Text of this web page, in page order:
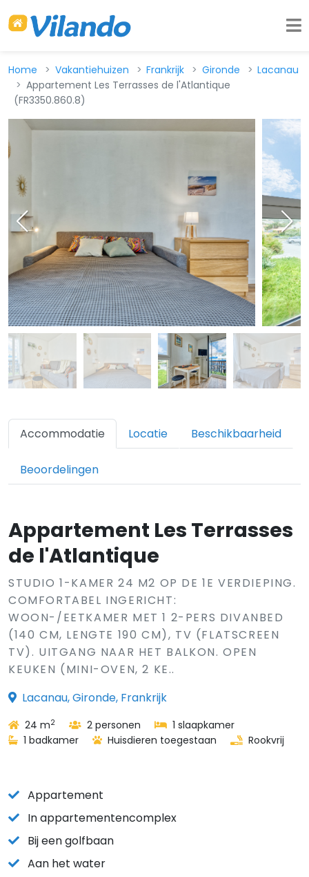
Home Vakantiehuizen Frankrijk Gironde
Lacanau
Appartement Les Terrasses de l'Atlantique
(FR3350.860.8)
Accommodatie Locatie Beschikbaarheid
Beoordelingen
Appartement Les Terrasses
de l'Atlantique
STUDIO 1-KAMER 24 M2 OP DE 1E VERDIEPING.
COMFORTABEL INGERICHT:
WOON-/EETKAMER MET 1 2-PERS DIVANBED
(140 CM, LENGTE 190 CM), TV (FLATSCREEN
TV). UITGANG NAAR HET BALKON. OPEN
KEUKEN (MINI-OVEN, 2 KE..
Lacanau, Gironde, Frankrijk
24 m2 2 personen
1 slaapkamer
1 badkamer
Huisdieren toegestaan Rookvrij
Appartement
In appartementencomplex
Bij een golfbaan
Aan het water